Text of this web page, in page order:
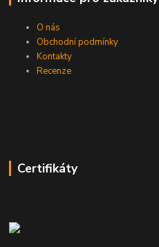
O nás
Obchodní podmínky
Kontakty
Recenze
Certifikáty